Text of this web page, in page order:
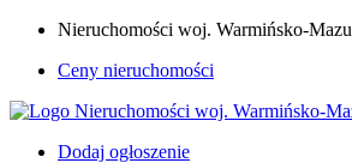
Nieruchomości woj. Warmińsko-
Ceny nieruchomości
Dodaj ogłoszenie